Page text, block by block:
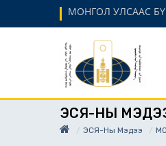
МОНГОЛ УЛСААС
ЭСЯ-НЫ
ЭСЯ-Ны Мэдээ